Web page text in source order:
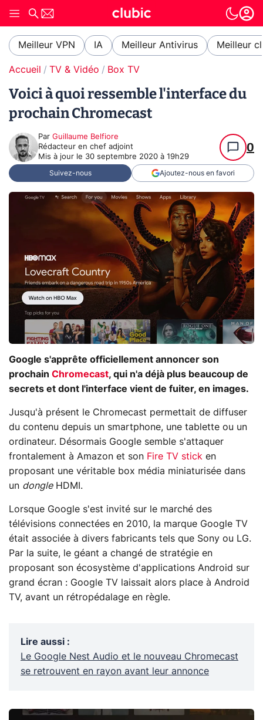
Meilleur VPN IA Meilleur Antivirus Meilleur
Accueil TV & Vidéo Box TV
Voici à quoi ressemble l'interface du
prochain Chromecast
Par Guillaume Belfiore
Rédacteur en chef adjoint
Mis à jour le 30 septembre 2020 à 19h29
0
Suivez-nous Ajoutez-nous en favori
Google s'apprête officiellement annoncer son
prochain Chromecast, qui n'a déjà plus beaucoup de
secrets et dont l'interface vient de fuiter, en images.
Jusqu'à présent le Chromecast permettait de diffuser
du contenu depuis un smartphone, une tablette ou un
ordinateur. Désormais Google semble s'attaquer
frontalement à Amazon et son Fire TV stick en
proposant une véritable box média miniaturisée dans
un dongleHDMI.
Lorsque Google s'est invité sur le marché des
télévisions connectées en 2010, la marque Google TV
était associée à divers fabricants tels que Sony ou LG.
Par la suite, le géant a changé de stratégie en
proposant son écosystème d'applications Android sur
grand écran : Google TV laissait alors place à Android
TV, avant un rétropédalage en règle.
Lire aussi :
Le Google Nest Audio et le nouveau Chromecast
se retrouvent en rayon avant leur annonce